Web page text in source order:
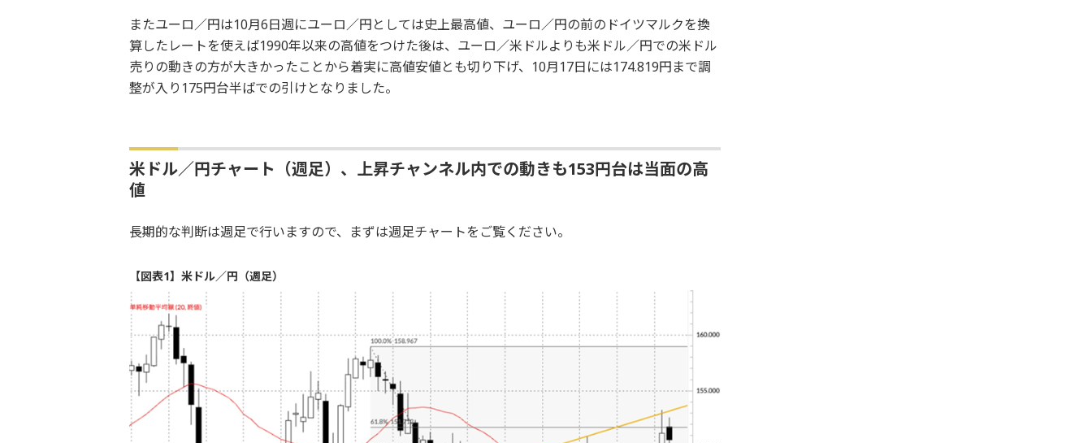
またユーロ／円は10月6日週にユーロ／円としては史上最高値、ユーロ／円の前のドイツマルクを換
算したレートを使えば1990年以来の高値をつけた後は、ユーロ／米ドルよりも米ドル／円での米ドル
売りの動きの方が大きかったことから着実に高値安値とも切り下げ、10月17日には174.819円まで調
整が入り175円台半ばでの引けとなりました。
米ドル／円チャート（週足）、上昇チャンネル内での動きも153円台は当面の高
値
長期的な判断は週足で行いますので、まずは週足チャートをご覧ください。
【図表1】米ドル／円（週足）